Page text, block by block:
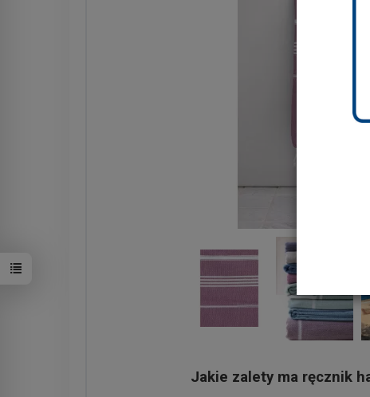
Jakie zalety ma ręcznik